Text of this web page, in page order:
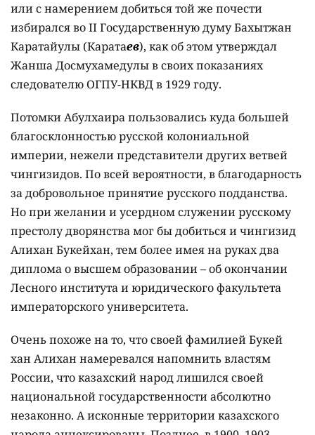
или с намерением добиться той же почести
избирался во ІІ Государственную думу Бахытжан
Каратайулы (Каратаев), как об этом утверждал
Жанша Досмухамедулы в своих показаниях
следователю ОГПУ-НКВД в 1929 году.
Потомки Абулхаира пользовались куда большей
благосклонностью русской колониальной
империи, нежели представители других ветвей
чингизидов. По всей вероятности, в благодарность
за добровольное принятие русского подданства.
Но при желании и усердном служении русскому
престолу дворянства мог бы добиться и чингизид
Алихан Букейхан, тем более имея на руках два
диплома о высшем образовании – об окончании
Лесного института и юридического факультета
императорского университета.
Очень похоже на то, что своей фамилией Букей
хан Алихан намеревался напомнить властям
России, что казахский народ лишился своей
национальной государственности абсолютно
незаконно. А исконные территории казахского